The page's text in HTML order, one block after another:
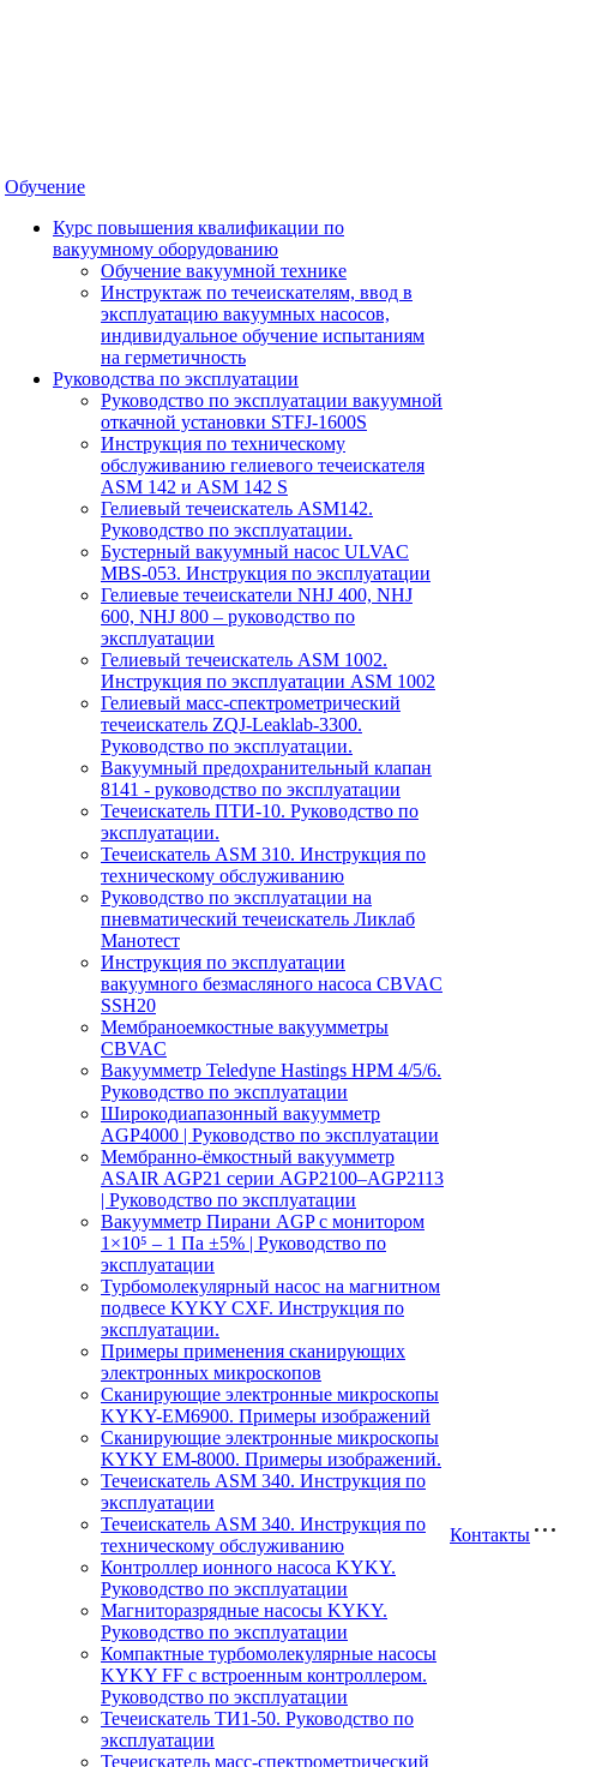
Обучение
Курс повышения квалификации по
вакуумному оборудованию
Обучение вакуумной технике
Инструктаж по течеискателям, ввод в
эксплуатацию вакуумных насосов,
индивидуальное обучение испытаниям
на герметичность
Руководства по эксплуатации
Руководство по эксплуатации вакуумной
откачной установки STFJ-1600S
Инструкция по техническому
обслуживанию гелиевого течеискателя
ASM 142 и ASM 142 S
Гелиевый течеискатель ASM142.
Руководство по эксплуатации.
Бустерный вакуумный насос ULVAC
MBS-053. Инструкция по эксплуатации
Гелиевые течеискатели NHJ 400, NHJ
600, NHJ 800 – руководство по
эксплуатации
Гелиевый течеискатель ASM 1002.
Инструкция по эксплуатации ASM 1002
Гелиевый масс-спектрометрический
течеискатель ZQJ-Leaklab-3300.
Руководство по эксплуатации.
Вакуумный предохранительный клапан
8141 - руководство по эксплуатации
Течеискатель ПТИ-10. Руководство по
эксплуатации.
Течеискатель ASM 310. Инструкция по
техническому обслуживанию
Руководство по эксплуатации на
пневматический течеискатель Ликлаб
Манотест
Инструкция по эксплуатации
вакуумного безмасляного насоса CBVAC
SSH20
Мембраноемкостные вакуумметры
CBVAC
Вакуумметр Teledyne Hastings HPM 4/5/6.
Руководство по эксплуатации
Широкодиапазонный вакуумметр
AGP4000 | Руководство по эксплуатации
Мембранно-ёмкостный вакуумметр
ASAIR AGP21 серии AGP2100–AGP2113
| Руководство по эксплуатации
Вакуумметр Пирани AGP с монитором
1×10⁵ – 1 Па ±5% | Руководство по
эксплуатации
Турбомолекулярный насос на магнитном
подвесе KYKY CXF. Инструкция по
эксплуатации.
Примеры применения сканирующих
электронных микроскопов
Сканирующие электронные микроскопы
KYKY-EM6900. Примеры изображений
Сканирующие электронные микроскопы
KYKY EM-8000. Примеры изображений.
Течеискатель ASM 340. Инструкция по
эксплуатации
Течеискатель ASM 340. Инструкция по
техническому обслуживанию
Контроллер ионного насоса KYKY.
Руководство по эксплуатации
Магниторазрядные насосы KYKY.
Руководство по эксплуатации
Компактные турбомолекулярные насосы
KYKY FF с встроенным контроллером.
Руководство по эксплуатации
Течеискатель ТИ1-50. Руководство по
эксплуатации
Течеискатель масс-спектрометрический
Контакты